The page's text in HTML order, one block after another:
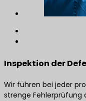
Inspektion der
Wir führen bei jeder
strenge Fehlerprüfung